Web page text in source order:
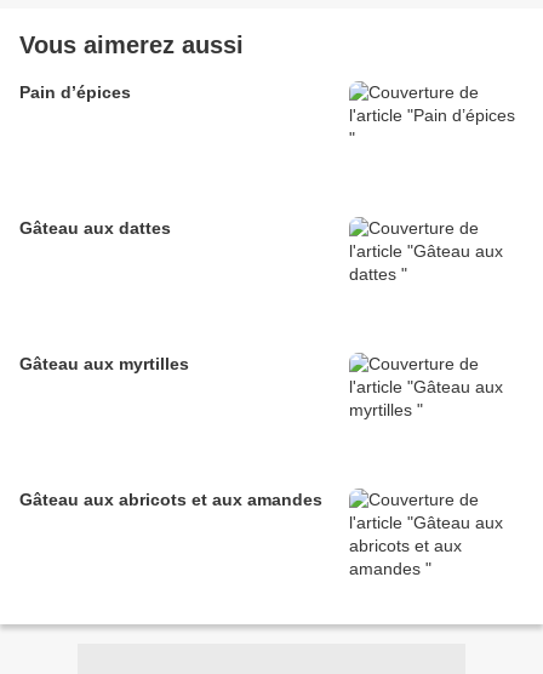
Vous aimerez aussi
Pain d’épices
Gâteau aux dattes
Gâteau aux myrtilles
Gâteau aux abricots et aux amandes